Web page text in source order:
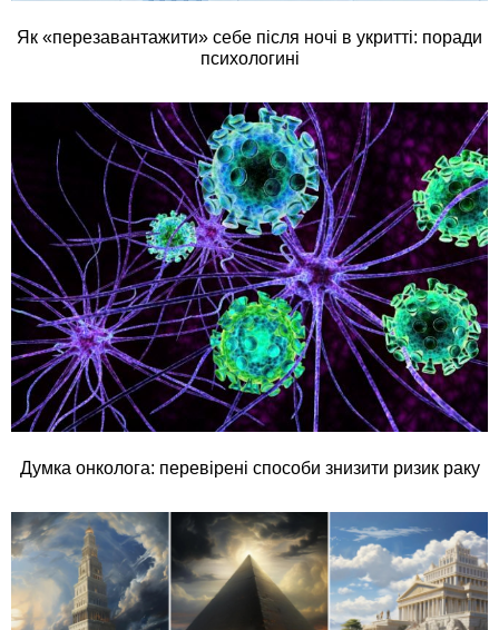
Як «перезавантажити» себе після ночі в укритті: поради
психологині
Думка онколога: перевірені способи знизити ризик раку